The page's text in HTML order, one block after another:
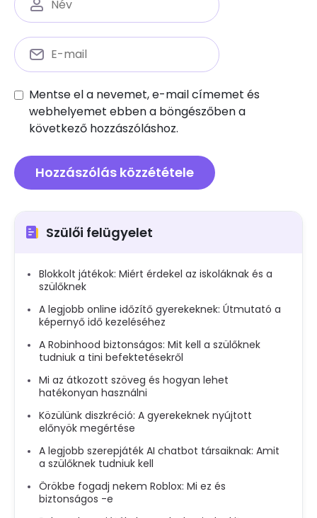
Mentse el a nevemet, e-mail címemet és
webhelyemet ebben a böngészőben a
következő hozzászóláshoz.
Szülői felügyelet
Blokkolt játékok: Miért érdekel az iskoláknak és a
szülőknek
A legjobb online időzítő gyerekeknek: Útmutató a
képernyő idő kezeléséhez
A Robinhood biztonságos: Mit kell a szülőknek
tudniuk a tini befektetésekről
Mi az átkozott szöveg és hogyan lehet
hatékonyan használni
Közülünk diszkréció: A gyerekeknek nyújtott
előnyök megértése
A legjobb szerepjáték AI chatbot társaiknak: Amit
a szülőknek tudniuk kell
Örökbe fogadj nekem Roblox: Mi ez és
biztonságos -e